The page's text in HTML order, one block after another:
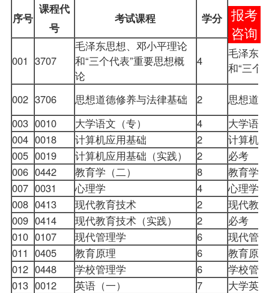
序号
课程代
号
考试课程 学分
001 3707
毛泽东思想、邓小平理论
和“三个代表”重要思想概
论
4
毛泽东
和“三个
002 3706 思想道德修养与法律基础 2
思想道
003 0010 大学语文 （专） 4
大学语
004 0018 计算机应用基础 2
计算机
005 0019 计算机应用基础（实践） 2
必考
006 0442 教育学（二） 8
教育学
007 0031 心理学 4
心理学
008 0413 现代教育技术 2
现代教
009 0414 现代教育技术（实践） 2
必考
010 0107 现代管理学 6
现代管
011 0405 教育原理 6
教育原
012 0448 学校管理学 6
学校管
013 0012 英语（一） 7
大学英
在线
客服